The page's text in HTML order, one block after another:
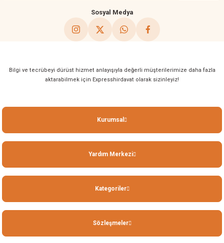
Sosyal Medya
Bilgi ve tecrübeyi dürüst hizmet anlayışıyla değerli müşterilerimize daha fazla
aktarabilmek için Expresshirdavat olarak sizinleyiz!
Kurumsal
Yardım Merkezi
Kategoriler
Sözleşmeler